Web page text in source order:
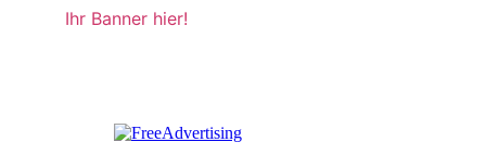
Ihr Banner hier!